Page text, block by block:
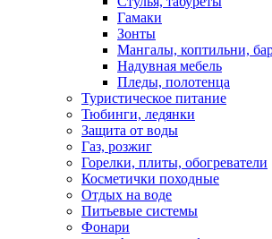
Гамаки
Зонты
Мангалы, коптильни,
Надувная мебель
Пледы, полотенца
Туристическое питание
Тюбинги, ледянки
Защита от воды
Газ, розжиг
Горелки, плиты, обогреватели
Косметички походные
Отдых на воде
Питьевые системы
Фонари